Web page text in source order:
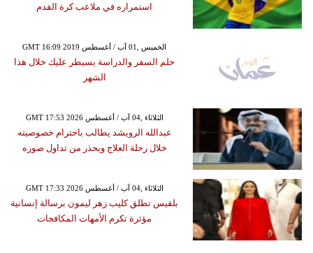
استمراره في ملاعب كرة القدم
GMT 16:09 2019 الخميس ,01 آب / أغسطس
حلم السفر والدراسة يسيطر عليك خلال هذا
الشهر
GMT 17:53 2026 الثلاثاء ,04 آب / أغسطس
عبدالله الرويشد يطالب باحترام خصوصيته
خلال رحلة العلاج ويحذر من تداول صوره
GMT 17:33 2026 الثلاثاء ,04 آب / أغسطس
بلقيس تطلق كليب زهر ليمون برسالة إنسانية
مؤثرة تكرم الأمهات المكافحات